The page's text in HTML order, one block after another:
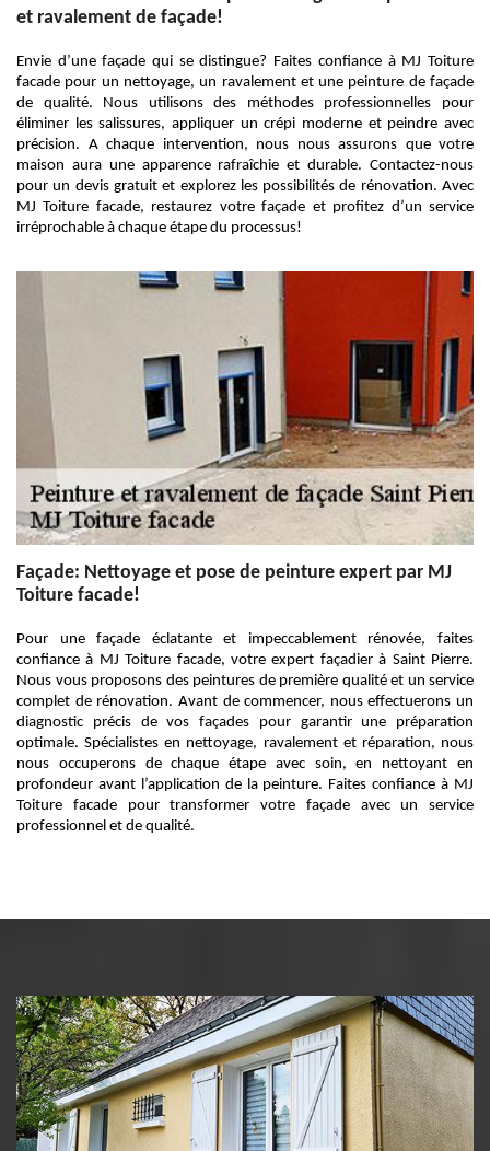
et ravalement de façade!
Envie d’une façade qui se distingue? Faites confiance à MJ Toiture
facade pour un nettoyage, un ravalement et une peinture de façade
de qualité. Nous utilisons des méthodes professionnelles pour
éliminer les salissures, appliquer un crépi moderne et peindre avec
précision. A chaque intervention, nous nous assurons que votre
maison aura une apparence rafraîchie et durable. Contactez-nous
pour un devis gratuit et explorez les possibilités de rénovation. Avec
MJ Toiture facade, restaurez votre façade et profitez d’un service
irréprochable à chaque étape du processus!
Façade: Nettoyage et pose de peinture expert par MJ
Toiture facade!
Pour une façade éclatante et impeccablement rénovée, faites
confiance à MJ Toiture facade, votre expert façadier à Saint Pierre.
Nous vous proposons des peintures de première qualité et un service
complet de rénovation. Avant de commencer, nous effectuerons un
diagnostic précis de vos façades pour garantir une préparation
optimale. Spécialistes en nettoyage, ravalement et réparation, nous
nous occuperons de chaque étape avec soin, en nettoyant en
profondeur avant l’application de la peinture. Faites confiance à MJ
Toiture facade pour transformer votre façade avec un service
professionnel et de qualité.